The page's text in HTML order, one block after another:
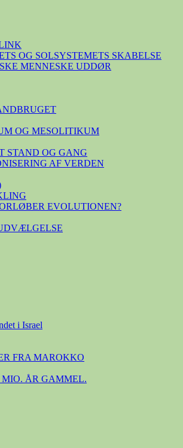
OG SOLSYSTEMETS SKABELSE
MENNESKE UDDØR
OG MESOLITIKUM
STAND OG GANG
AF VERDEN
EVOLUTIONEN?
i Israel
FRA MAROKKO
ÅR GAMMEL.